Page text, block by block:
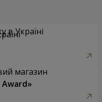
в Україні
магазин
Award»